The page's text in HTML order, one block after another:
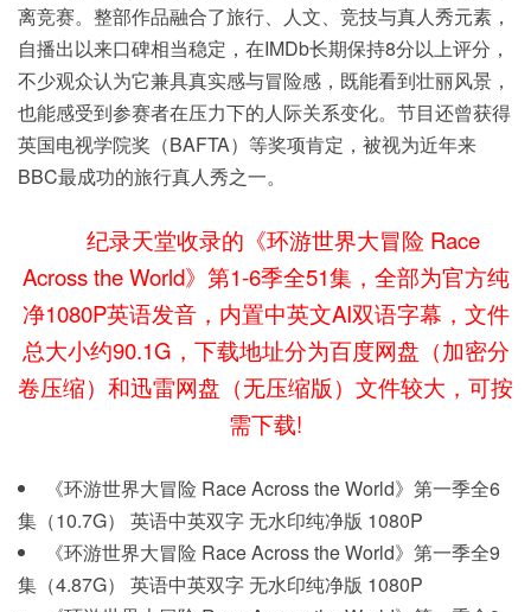
离竞赛。整部作品融合了旅行、人文、竞技与真人秀元素，
自播出以来口碑相当稳定，在IMDb长期保持8分以上评分，
不少观众认为它兼具真实感与冒险感，既能看到壮丽风景，
也能感受到参赛者在压力下的人际关系变化。节目还曾获得
英国电视学院奖（BAFTA）等奖项肯定，被视为近年来
BBC最成功的旅行真人秀之一。
纪录天堂收录的《环游世界大冒险 Race
Across the World》第1-6季全51集，全部为官方纯
净1080P英语发音，内置中英文AI双语字幕，文件
总大小约90.1G，下载地址分为百度网盘（加密分
卷压缩）和迅雷网盘（无压缩版）文件较大，可按
需下载!
《环游世界大冒险 Race Across the World》第一季全6
集（10.7G） 英语中英双字 无水印纯净版 1080P
《环游世界大冒险 Race Across the World》第一季全9
集（4.87G） 英语中英双字 无水印纯净版 1080P